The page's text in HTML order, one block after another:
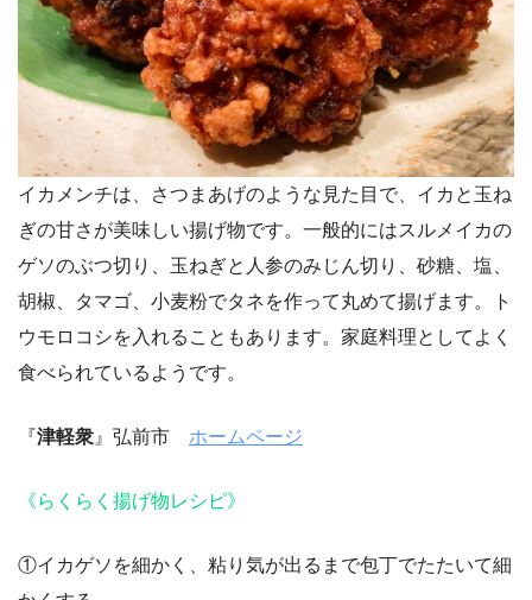
イカメンチは、さつまあげのような見た目で、イカと玉ね
ぎの甘さが美味しい揚げ物です。一般的にはスルメイカの
ゲソのぶつ切り、玉ねぎと人参のみじん切り、砂糖、塩、
胡椒、タマゴ、小麦粉でタネを作って丸めて揚げます。ト
ウモロコシを入れることもあります。家庭料理としてよく
食べられているようです。
『津軽衆 』弘前市 ホームページ
《らくらく揚げ物レシピ》
①イカゲソを細かく、粘り気が出るまで包丁でたたいて細